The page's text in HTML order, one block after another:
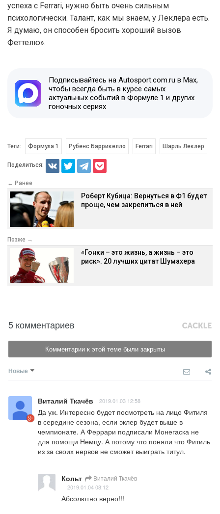
успеха с Ferrari, нужно быть очень сильным
психологически. Талант, как мы знаем, у Леклера есть.
Я думаю, он способен бросить хороший вызов
Феттелю».
Подписывайтесь на Autosport.com.ru в Max,
чтобы всегда быть в курсе самых
актуальных событий в Формуле 1 и других
гоночных сериях
Теги: Формула 1 Рубенс Баррикелло Ferrari Шарль Леклер
Поделиться:
← Ранее
Роберт Кубица: Вернуться в Ф1 будет
проще, чем закрепиться в ней
Позже →
«Гонки – это жизнь, а жизнь – это
риск». 20 лучших цитат Шумахера
5 комментариев
Комментарии к этой теме были закрыты
Новые
Виталий Ткачёв 2019.01.03 12:58
Да уж. Интересно будет посмотреть на лицо Фитиля
в середине сезона, если эклер будет выше в
чемпионате. А Феррари подписали Монегаска не
для помощи Немцу. А потому что поняли что Фитиль
из за своих нервов не сможет выиграть титул.
Кольт Виталий Ткачёв
2019.01.04 08:12
Абсолютно верно!!!